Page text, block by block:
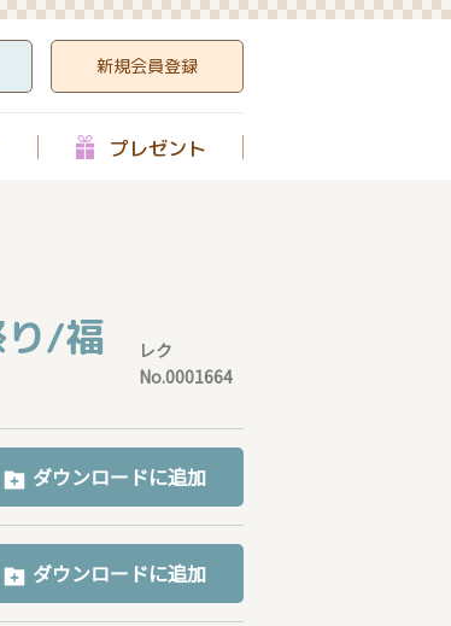
新規会員登録
プレゼント
り/福
レク
No.0001664
ダウンロードに追加
ダウンロードに追加